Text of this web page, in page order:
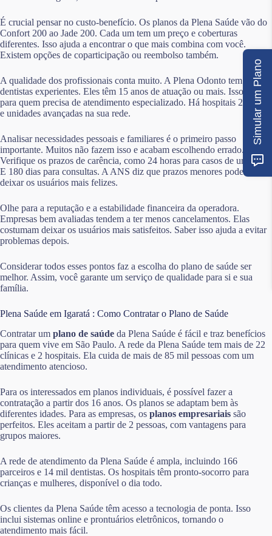
É crucial pensar no custo-benefício. Os planos da Plena Saúde vão do
Confort 200 ao Jade 200. Cada um tem um preço e coberturas
diferentes. Isso ajuda a encontrar o que mais combina com você.
Existem opções de coparticipação ou reembolso também.
A qualidade dos profissionais conta muito. A Plena Odonto tem
dentistas experientes. Eles têm 15 anos de atuação ou mais. Isso é bom
para quem precisa de atendimento especializado. Há hospitais 24 horas
e unidades avançadas na sua rede.
Analisar necessidades pessoais e familiares é o primeiro passo
importante. Muitos não fazem isso e acabam escolhendo errado.
Verifique os prazos de carência, como 24 horas para casos de urgência.
E 180 dias para consultas. A ANS diz que prazos menores podem
deixar os usuários mais felizes.
Olhe para a reputação e a estabilidade financeira da operadora.
Empresas bem avaliadas tendem a ter menos cancelamentos. Elas
costumam deixar os usuários mais satisfeitos. Saber isso ajuda a evitar
problemas depois.
Considerar todos esses pontos faz a escolha do plano de saúde ser
melhor. Assim, você garante um serviço de qualidade para si e sua
família.
Plena Saúde em Igaratá : Como Contratar o Plano de Saúde
Contratar um plano de saúde da Plena Saúde é fácil e traz benefícios
para quem vive em São Paulo. A rede da Plena Saúde tem mais de 22
clínicas e 2 hospitais. Ela cuida de mais de 85 mil pessoas com um
atendimento atencioso.
Para os interessados em planos individuais, é possível fazer a
contratação a partir dos 16 anos. Os planos se adaptam bem às
diferentes idades. Para as empresas, os planos empresariais são
perfeitos. Eles aceitam a partir de 2 pessoas, com vantagens para
grupos maiores.
A rede de atendimento da Plena Saúde é ampla, incluindo 166
parceiros e 14 mil dentistas. Os hospitais têm pronto-socorro para
crianças e mulheres, disponível o dia todo.
Os clientes da Plena Saúde têm acesso a tecnologia de ponta. Isso
inclui sistemas online e prontuários eletrônicos, tornando o
atendimento mais fácil.
Simular um Plano